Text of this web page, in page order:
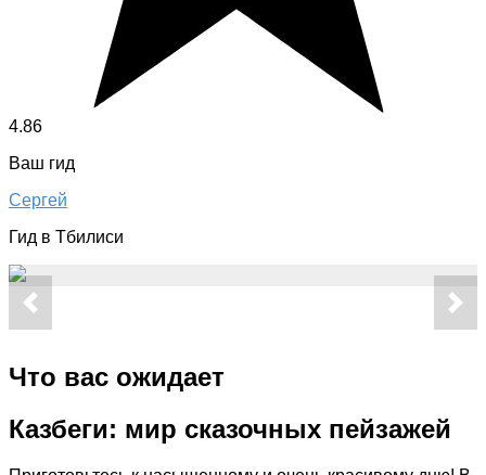
4.86
Ваш гид
Сергей
Гид в Тбилиси
Что вас ожидает
Казбеги: мир сказочных пейзажей